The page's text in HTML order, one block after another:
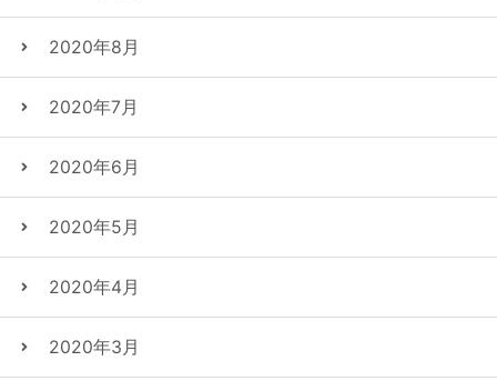
2020年8月
2020年7月
2020年6月
2020年5月
2020年4月
2020年3月